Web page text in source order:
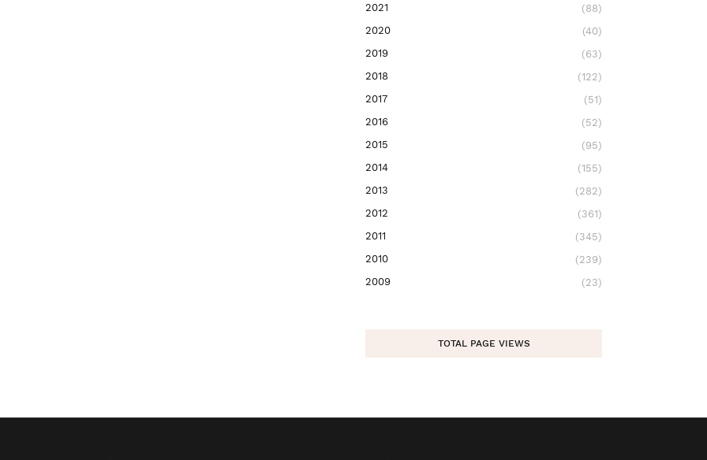
2021
(88)
2020
(40)
2019
(63)
2018
(122)
2017
(51)
2016
(52)
2015
(95)
2014
(155)
2013
(282)
2012
(361)
2011
(345)
2010
(239)
2009
(23)
TOTAL PAGE VIEWS